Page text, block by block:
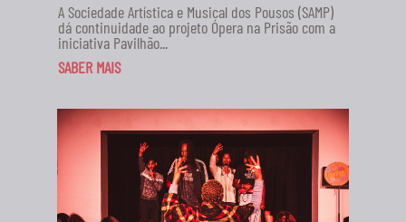
A Sociedade Artística e Musical dos Pousos (SAMP)
dá continuidade ao projeto Ópera na Prisão com a
iniciativa Pavilhão...
SABER MAIS